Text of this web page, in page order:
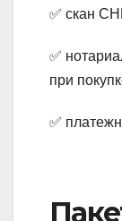
✅ скан
✅
при
✅